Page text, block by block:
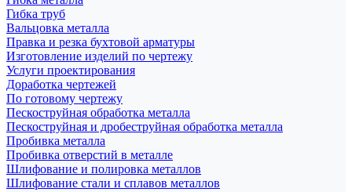
Гибка труб
Вальцовка металла
Правка и резка бухтовой арматуры
Изготовление изделий по чертежу
Услуги проектирования
Доработка чертежей
По готовому чертежу
Пескоструйная обработка металла
Пескоструйная и дробеструйная обработка металла
Пробивка металла
Пробивка отверстий в металле
Шлифование и полировка металлов
Шлифование стали и сплавов металлов